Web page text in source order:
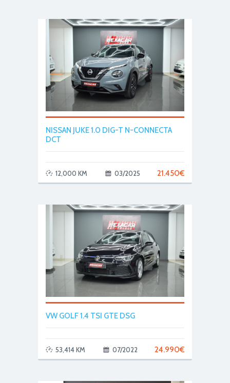
NISSAN JUKE 1.0 DIG-T N-CONNECTA
DCT
21.450€
12,000 KM 03/2025
VW GOLF 1.4 TSI GTE DSG
24.990€
53,414 KM 07/2022